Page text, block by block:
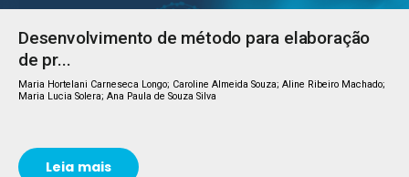
Desenvolvimento de método para elaboração
de pr...
Maria Hortelani Carneseca Longo; Caroline Almeida Souza; Aline Ribeiro Machado;
Maria Lucia Solera; Ana Paula de Souza Silva
Leia mais